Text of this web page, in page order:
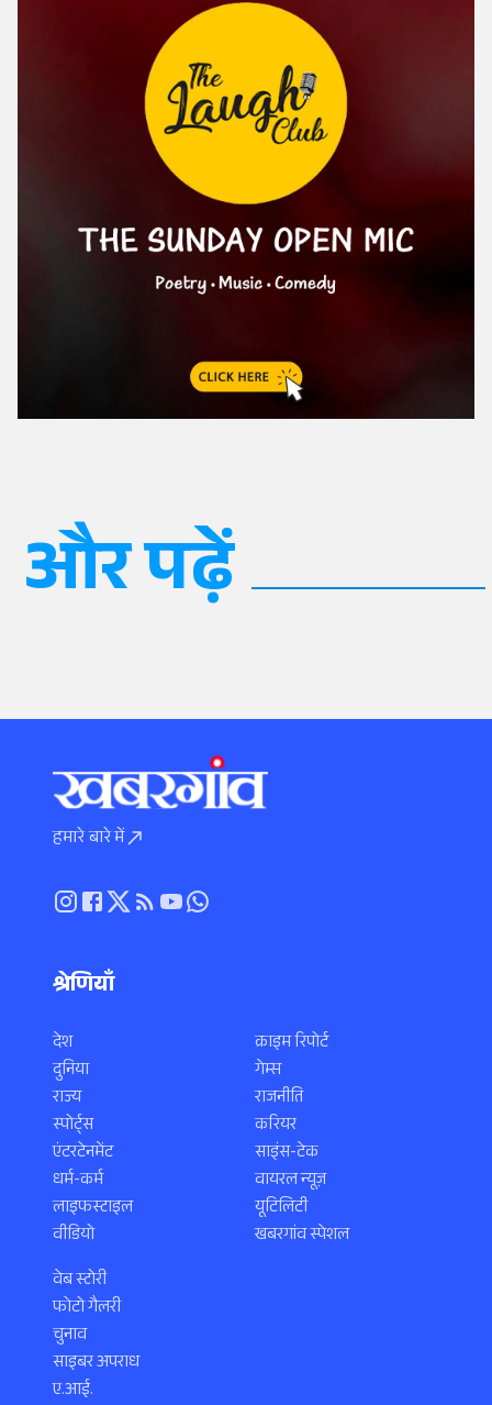
और पढ़ें
हमारे बारे में
श्रेणियाँ
देश
दुनिया
राज्य
स्पोर्ट्स
एंटरटेनमेंट
धर्म-कर्म
लाइफस्टाइल
वीडियो
क्राइम रिपोर्ट
गेम्स
राजनीति
करियर
साइंस-टेक
वायरल न्यूज़
यूटिलिटी
खबरगांव स्पेशल
वेब स्टोरी
फोटो गैलरी
चुनाव
साइबर अपराध
ए.आई.